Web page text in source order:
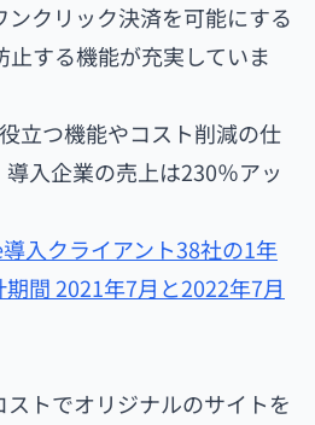
ンクリック決済を可能にする
する機能が充実していま
立つ機能やコスト削減の仕
入企業の売上は230％アッ
入クライアント38社の1年
間 2021年7月と2022年7月
トでオリジナルのサイトを